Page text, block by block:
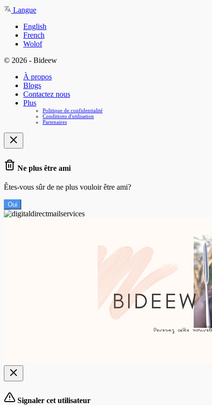
Langue
English
French
Wolof
© 2026 - Bideew
À propos
Blogs
Contactez nous
Plus
Politique de confidentialité
Conditions d'utilisation
Partenaires
Ne plus être ami
Êtes-vous sûr de ne plus vouloir être ami?
Oui
Signaler cet utilisateur